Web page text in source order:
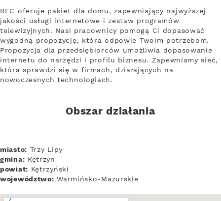
RFC oferuje pakiet dla domu, zapewniający najwyższej
jakości usługi internetowe i zestaw programów
telewizyjnych. Nasi pracownicy pomogą Ci dopasować
wygodną propozycję, która odpowie Twoim potrzebom.
Propozycja dla przedsiębiorców umożliwia dopasowanie
internetu do narzędzi i profilu biznesu. Zapewniamy sieć,
która sprawdzi się w firmach, działających na
nowoczesnych technologiach.
Obszar działania
miasto: Trzy Lipy
gmina: Kętrzyn
powiat: Kętrzyński
województwo: Warmińsko-Mazurskie